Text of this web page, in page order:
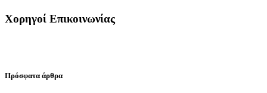
Χορηγοί Επικοινωνίας
Πρόσφατα άρθρα